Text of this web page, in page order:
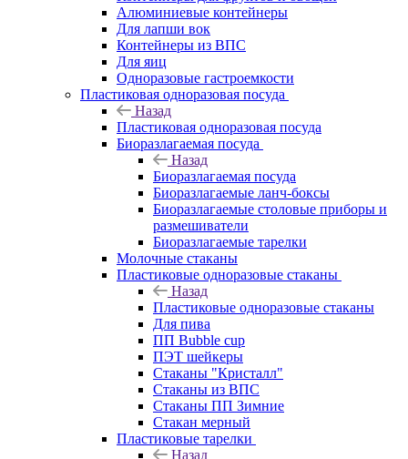
Алюминиевые контейнеры
Для лапши вок
Контейнеры из ВПС
Для яиц
Одноразовые гастроемкости
Пластиковая одноразовая посуда
Назад
Пластиковая одноразовая посуда
Биоразлагаемая посуда
Назад
Биоразлагаемая посуда
Биоразлагаемые ланч-боксы
Биоразлагаемые столовые приборы и
размешиватели
Биоразлагаемые тарелки
Молочные стаканы
Пластиковые одноразовые стаканы
Назад
Пластиковые одноразовые стаканы
Для пива
ПП Bubble cup
ПЭТ шейкеры
Стаканы "Кристалл"
Стаканы из ВПС
Стаканы ПП Зимние
Стакан мерный
Пластиковые тарелки
Назад